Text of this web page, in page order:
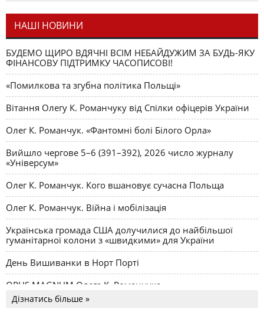
НАШІ НОВИНИ
БУДЕМО ЩИРО ВДЯЧНІ ВСІМ НЕБАЙДУЖИМ ЗА БУДЬ-ЯКУ
ФІНАНСОВУ ПІДТРИМКУ ЧАСОПИСОВІ!
«Помилкова та згубна політика Польщі»
Вітання Олегу К. Романчуку від Спілки офіцерів України
Олег К. Романчук. «Фантомні болі Білого Орла»
Вийшло чергове 5–6 (391–392), 2026 число журналу
«Універсум»
Олег К. Романчук. Кого вшановує сучасна Польща
Олег К. Романчук. Війна і мобілізація
Українська громада США долучилися до найбільшої
гуманітарної колони з «швидкими» для України
День Вишиванки в Норт Порті
OPUS MAGNUM Олега К. Романчука
Дізнатись більше »